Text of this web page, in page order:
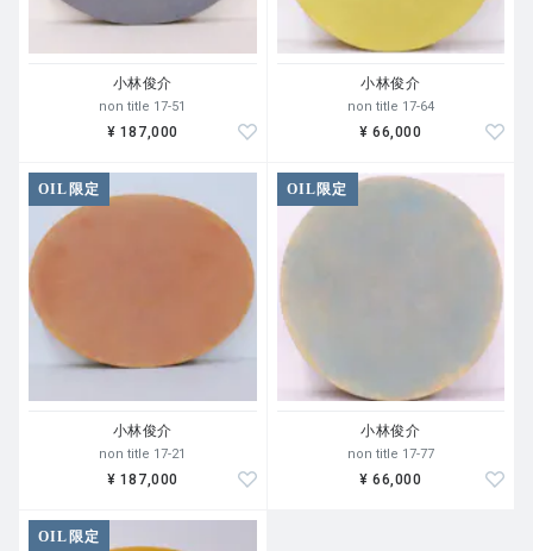
小林俊介
non title 17-51
¥ 187,000
小林俊介
non title 17-64
¥ 66,000
OIL限定
小林俊介
non title 17-21
¥ 187,000
OIL限定
小林俊介
non title 17-77
¥ 66,000
OIL限定